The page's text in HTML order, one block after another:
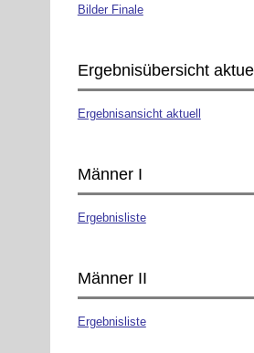
Bilder Finale
Ergebnisübersicht
Ergebnisansicht aktuell
Männer I
Ergebnisliste
Männer II
Ergebnisliste